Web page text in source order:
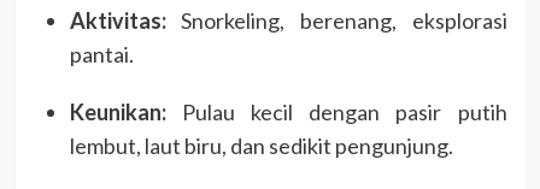
Aktivitas:Snorkeling, berenang, eksplorasi
pantai.
Keunikan:Pulau kecil dengan pasir putih
lembut, laut biru, dan sedikit pengunjung.